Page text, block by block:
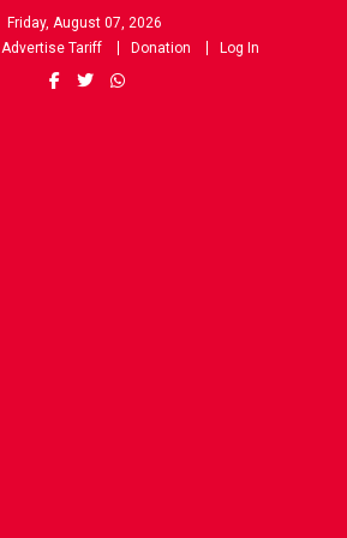
Friday, August 07, 2026
Advertise Tariff Donation Log In